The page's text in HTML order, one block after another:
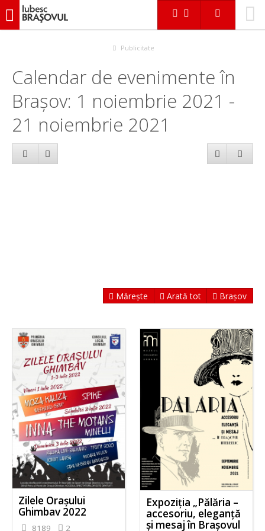
iubescbraşovul.ro
Publicitate
Calendar de evenimente în
Brașov: 1 noiembrie 2021 -
21 noiembrie 2021
Mărește Arată tot Brașov
Zilele Orașului
Ghimbav 2022
8189 2
Expoziția „Pălăria –
accesoriu, eleganță
și mesaj în Brașovul